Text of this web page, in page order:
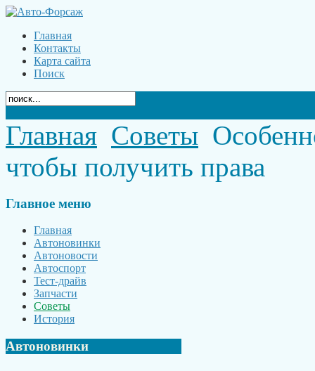
Главная
Контакты
Карта сайта
Поиск
Главная Советы
чтобы получить права
Главное меню
Главная
Автоновинки
Автоновости
Автоспорт
Тест-драйв
Запчасти
Советы
История
Автоновинки